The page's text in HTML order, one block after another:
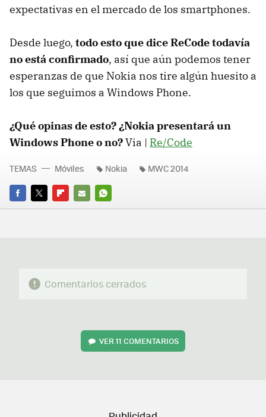
expectativas en el mercado de los smartphones.
Desde luego, todo esto que dice ReCode todavía
no está confirmado, así que aún podemos tener
esperanzas de que Nokia nos tire algún huesito a
los que seguimos a Windows Phone.
¿Qué opinas de esto? ¿Nokia presentará un
Windows Phone o no?Via | Re/Code
FACEBOOK
TWITTERFLIPBOARD
E-
WHATSAPP
TEMAS Móviles Nokia MWC 2014
Comentarios cerrados
VER11 COMENTARIOS